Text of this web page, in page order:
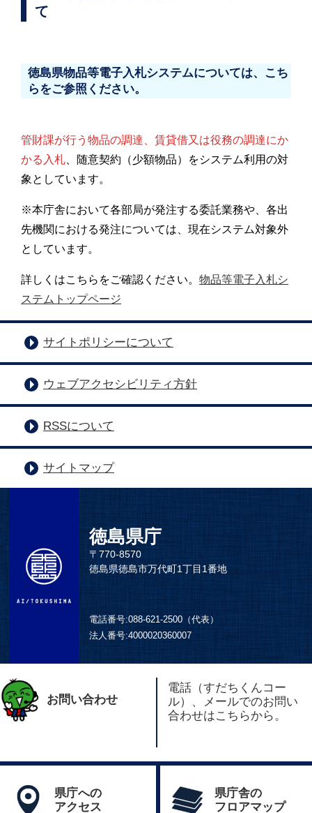
て
徳島県物品等電子入札システムについては、こち
らをご参照ください。
管財課が行う物品の調達、賃貸借又は役務の調達にか
かる入札 、随意契約（少額物品）をシステム利用の対
象としています。
※本庁舎において各部局が発注する委託業務や、各出
先機関における発注については、現在システム対象外
としています。
詳しくはこちらをご確認ください。 物品等電子入札シ
ステムトップページ
サイトポリシーについて
ウェブアクセシビリティ方針
RSSについて
サイトマップ
徳島県庁
〒770-8570
徳島県徳島市万代町1丁目1番地
電話番号:088-621-2500（代表）
法人番号:4000020360007
お問い合わせ
電話（すだちくんコー
ル）、メールでのお問い
合わせはこちらから。
県庁への
アクセス
県庁舎の
フロアマップ